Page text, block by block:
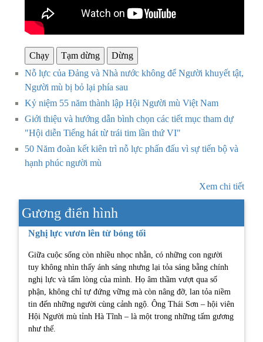
Chạy Tạm dừng
Dừng
Nỗ lực của Đảng và Nhà nước không để Người khuyết tật,
Người mù bị bỏ lại phía sau
Kỷ niệm 55 năm thành lập Hội Người mù Việt Nam
Giới thiệu và hướng dẫn bình chọn các tiết mục tham dự
"Hội diễn Tiếng hát từ trái tim lần thứ VI"
50 Năm đoàn kết kiên trì nỗ lực phấn đấu vì sự tiến bộ và
hạnh phúc người mù
Xem chi tiết
Gương điển hình
Nghị lực vươn lên từ bóng tối
Giữa cuộc sống còn nhiều nhọc nhằn, có những con người
tuy không nhìn thấy ánh sáng nhưng lại tỏa sáng bằng chính
nghị lực và tấm lòng của mình. Họ âm thầm vượt qua số
phận, không chỉ tự đứng vững mà còn nâng đỡ, lan tỏa niềm
tin đến những người cùng cảnh ngộ. Ông Thái Sơn – hội viên
Hội Người mù tỉnh Hà Tĩnh – là một trong những tấm gương
như thế.